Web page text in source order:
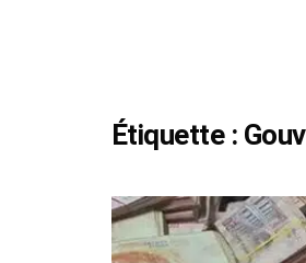
Étiquette :